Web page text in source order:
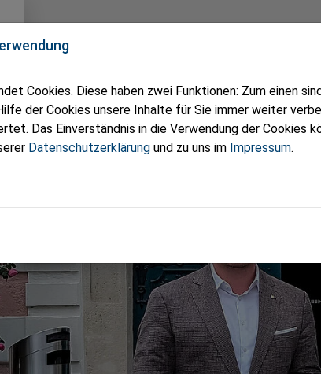
News
Cookies. Diese haben zwei Funktionen: Zum einen
der Cookies unsere Inhalte für Sie immer weiter
Das Einverständnis in die Verwendung der
Datenschutzerklärung und zu uns im Impressum.